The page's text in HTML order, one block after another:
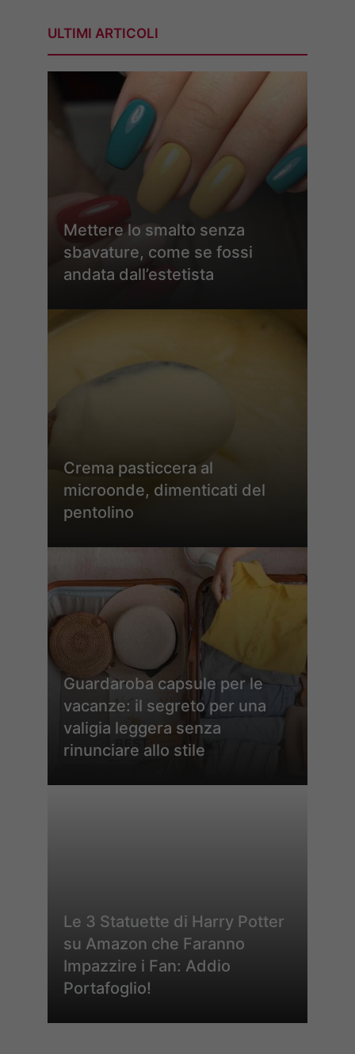
ULTIMI ARTICOLI
Mettere lo smalto senza
sbavature, come se fossi
andata dall’estetista
Crema pasticcera al
microonde, dimenticati del
pentolino
Guardaroba capsule per le
vacanze: il segreto per una
valigia leggera senza
rinunciare allo stile
Le 3 Statuette di Harry Potter
su Amazon che Faranno
Impazzire i Fan: Addio
Portafoglio!